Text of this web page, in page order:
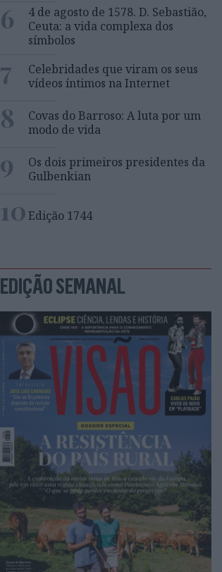
6
4 de agosto de 1578. D. Sebastião,
Ceuta: a vida complexa dos
símbolos
7
Celebridades que viram os seus
vídeos íntimos na Internet
8
Covas do Barroso: A luta por um
modo de vida
9
Os dois primeiros presidentes da
Gulbenkian
10Edição 1744
EDIÇÃO SEMANAL